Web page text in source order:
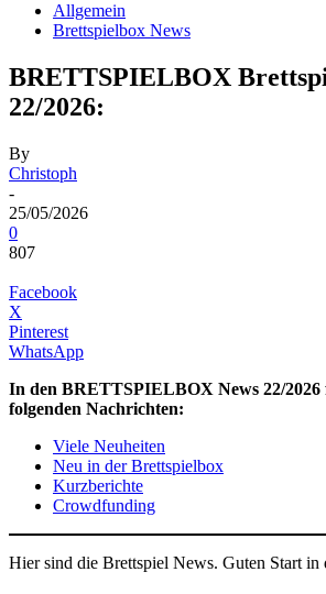
Allgemein
Brettspielbox News
BRETTSPIELBOX
22/2026:
By
Christoph
-
25/05/2026
0
807
Facebook
X
Pinterest
WhatsApp
In den BRETTSPIELBOX News 22/
folgenden Nachrichten:
Viele Neuheiten
Neu in der Brettspielbox
Kurzberichte
Crowdfunding
Hier sind die Brettspiel News. Guten Start in